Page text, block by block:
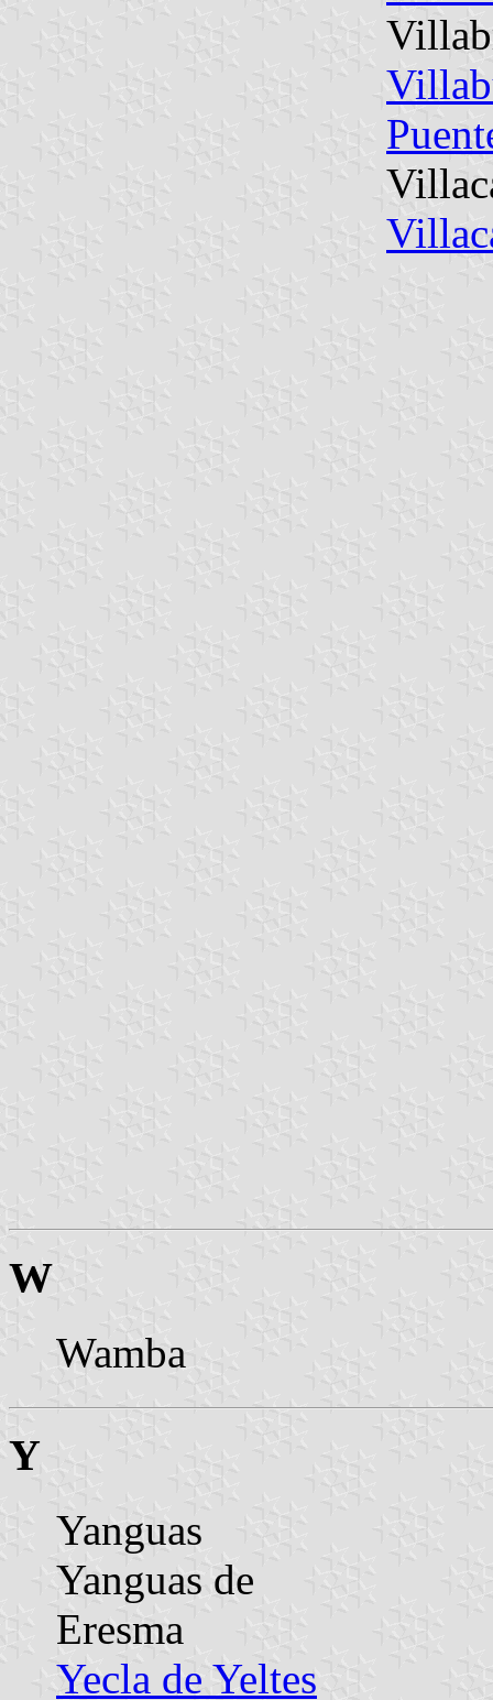
W
Wamba
Y
Yanguas
Yanguas de
Eresma
Yecla de Yeltes